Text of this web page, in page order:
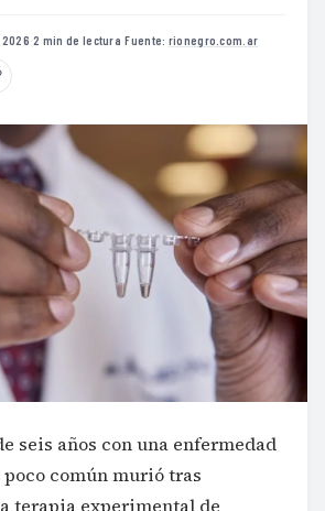
·2 min de lectura·Fuente: rionegro.com.ar
seis años con una enfermedad
común murió tras
terapia experimental de